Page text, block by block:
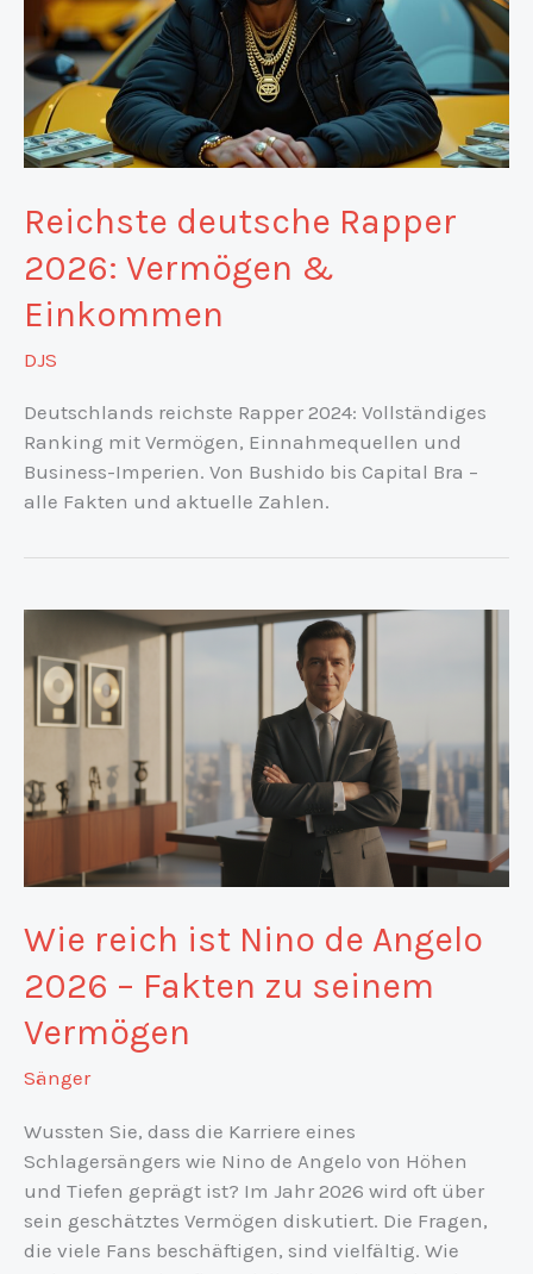
Reichste deutsche Rapper
2026: Vermögen &
Einkommen
DJS
Deutschlands reichste Rapper 2024: Vollständiges
Ranking mit Vermögen, Einnahmequellen und
Business-Imperien. Von Bushido bis Capital Bra –
alle Fakten und aktuelle Zahlen.
Wie reich ist Nino de Angelo
2026 – Fakten zu seinem
Vermögen
Sänger
Wussten Sie, dass die Karriere eines
Schlagersängers wie Nino de Angelo von Höhen
und Tiefen geprägt ist? Im Jahr 2026 wird oft über
sein geschätztes Vermögen diskutiert. Die Fragen,
die viele Fans beschäftigen, sind vielfältig. Wie